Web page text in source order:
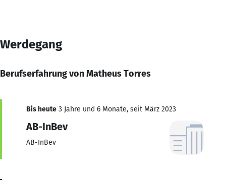
Werdegang
Berufserfahrung von Matheus Torres
Bis heute 3 Jahre und 6 Monate, seit März 2023
AB-InBev
AB-InBev